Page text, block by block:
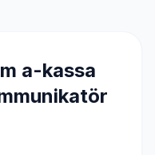
a-kassa